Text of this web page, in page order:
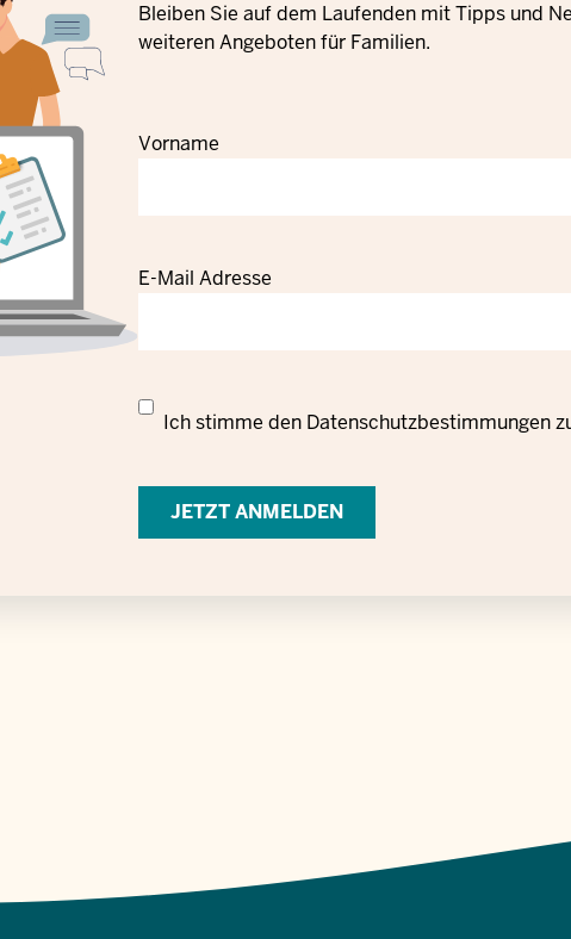
Bleiben Sie auf dem Laufenden mit Tipps und
weiteren Angeboten für Familien.
Vorname
E-Mail Adresse
Datenschutzrechtliche
Verarbeitung
Ich stimme den Datenschutzbestimmungen